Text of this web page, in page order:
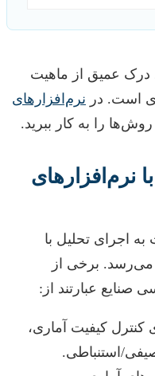
درک عمیق از ماهیت
است. در نرم‌افزارهای
روش‌ها را به کار ببرید.
نرم‌افزارهای
اجرای تحلیل با
می‌رسد. برخی از
صنایع عبارتند از:
کنترل کیفیت آماری،
استنباطی.